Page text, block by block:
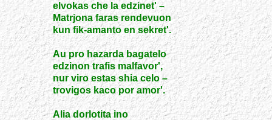
elvokas che la edzinet' –
Matrjona faras rendevuon
kun fik-amanto en sekret'.
Au pro hazarda bagatelo
edzinon trafis malfavor',
nur viro estas shia celo –
trovigos kaco por amor'.
Alia dorlotita ino